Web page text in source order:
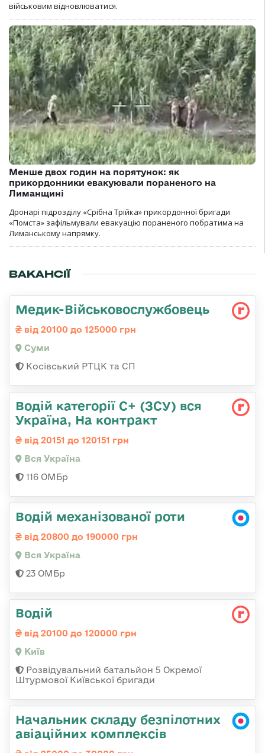
військовим відновлюватися.
Менше двох годин на порятунок: як
прикордонники евакуювали пораненого на
Лиманщині
Дронарі підрозділу «Срібна Трійка» прикордонної бригади
«Помста» зафільмували евакуацію пораненого побратима на
Лиманському напрямку.
ВАКАНСІЇ
Медик-Військовослужбовець
від 20100 до 125000 грн
Суми
Косівський РТЦК та СП
Водій категорії С+ (ЗСУ) вся
Україна, На контракт
від 20151 до 120151 грн
Вся Україна
116 ОМБр
Водій механізованої роти
від 20800 до 190000 грн
Вся Україна
23 ОМБр
Водій
від 20100 до 120000 грн
Київ
Розвідувальний батальйон 5 Окремої
Штурмової Київської бригади
Начальник складу безпілотних
авіаційних комплексів